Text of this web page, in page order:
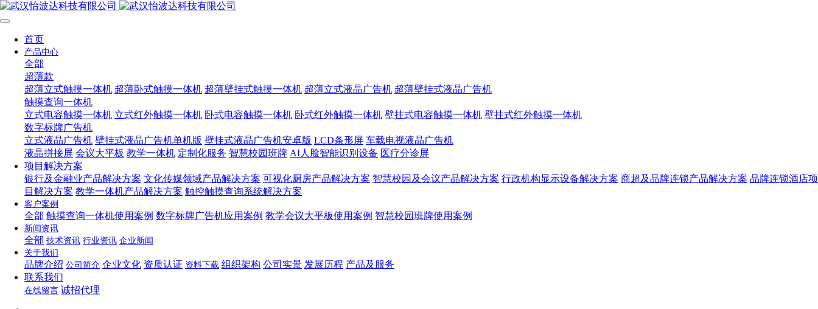
首页
产品中心
全部
超薄款
超薄立式触摸一体机 超薄卧式触摸一体机 超薄壁挂式触摸一体机 超薄立式液晶广告机 超薄壁挂式液晶广告机
触摸查询一体机
立式电容触摸一体机 立式红外触摸一体机 卧式电容触摸一体机 卧式红外触摸一体机 壁挂式电容触摸一体机 壁挂式红外触摸一体机
数字标牌广告机
立式液晶广告机 壁挂式液晶广告机单机版 壁挂式液晶广告机安卓版 LCD条形屏 车载电视液晶广告机
液晶拼接屏 会议大平板 教学一体机 定制化服务 智慧校园班牌 AI人脸智能识别设备 医疗分诊屏
项目解决方案
银行及金融业产品解决方案 文化传媒领域产品解决方案 可视化厨房产品解决方案 智慧校园及会议产品解决方案 行政机构显示设备解决方案 商超及品牌连锁产品解决方案 品牌连锁酒店项
目解决方案 教学一体机产品解决方案 触控触摸查询系统解决方案
客户案例
全部 触摸查询一体机使用案例 数字标牌广告机应用案例 教学会议大平板使用案例 智慧校园班牌使用案例
新闻资讯
全部 技术资讯 行业资讯 企业新闻
关于我们
品牌介绍 公司简介 企业文化 资质认证 资料下载 组织架构 公司实景 发展历程 产品及服务
联系我们
在线留言 诚招代理